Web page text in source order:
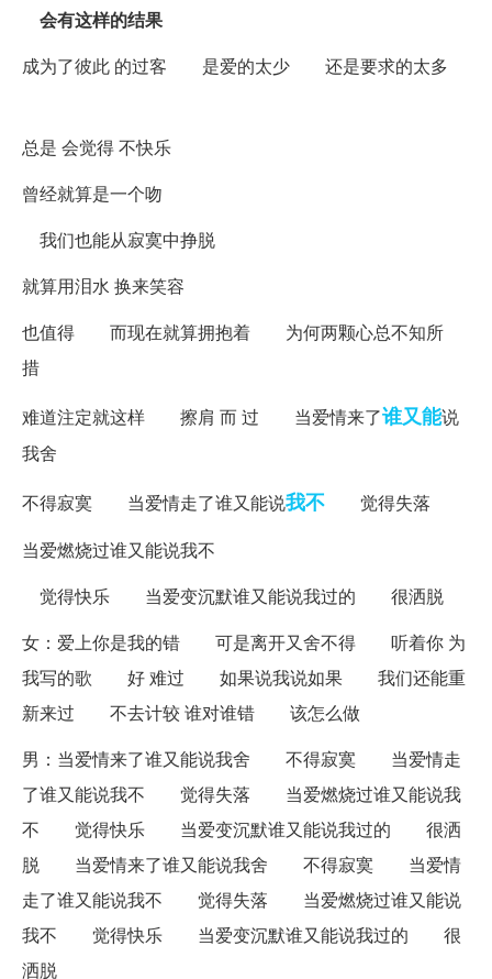
会有这样的结果
成为了彼此 的过客 是爱的太少 还是要求的太多
总是 会觉得 不快乐
曾经就算是一个吻
我们也能从寂寞中挣脱
就算用泪水 换来笑容
也值得 而现在就算拥抱着 为何两颗心总不知所
措
难道注定就这样 擦肩 而 过 当爱情来了谁又能说
我舍
不得寂寞 当爱情走了谁又能说我不 觉得失落
当爱燃烧过谁又能说我不
觉得快乐 当爱变沉默谁又能说我过的 很洒脱
女：爱上你是我的错 可是离开又舍不得 听着你 为
我写的歌 好 难过 如果说我说如果 我们还能重
新来过 不去计较 谁对谁错 该怎么做
男：当爱情来了谁又能说我舍 不得寂寞 当爱情走
了谁又能说我不 觉得失落 当爱燃烧过谁又能说我
不 觉得快乐 当爱变沉默谁又能说我过的 很洒
脱 当爱情来了谁又能说我舍 不得寂寞 当爱情
走了谁又能说我不 觉得失落 当爱燃烧过谁又能说
我不 觉得快乐 当爱变沉默谁又能说我过的 很
洒脱